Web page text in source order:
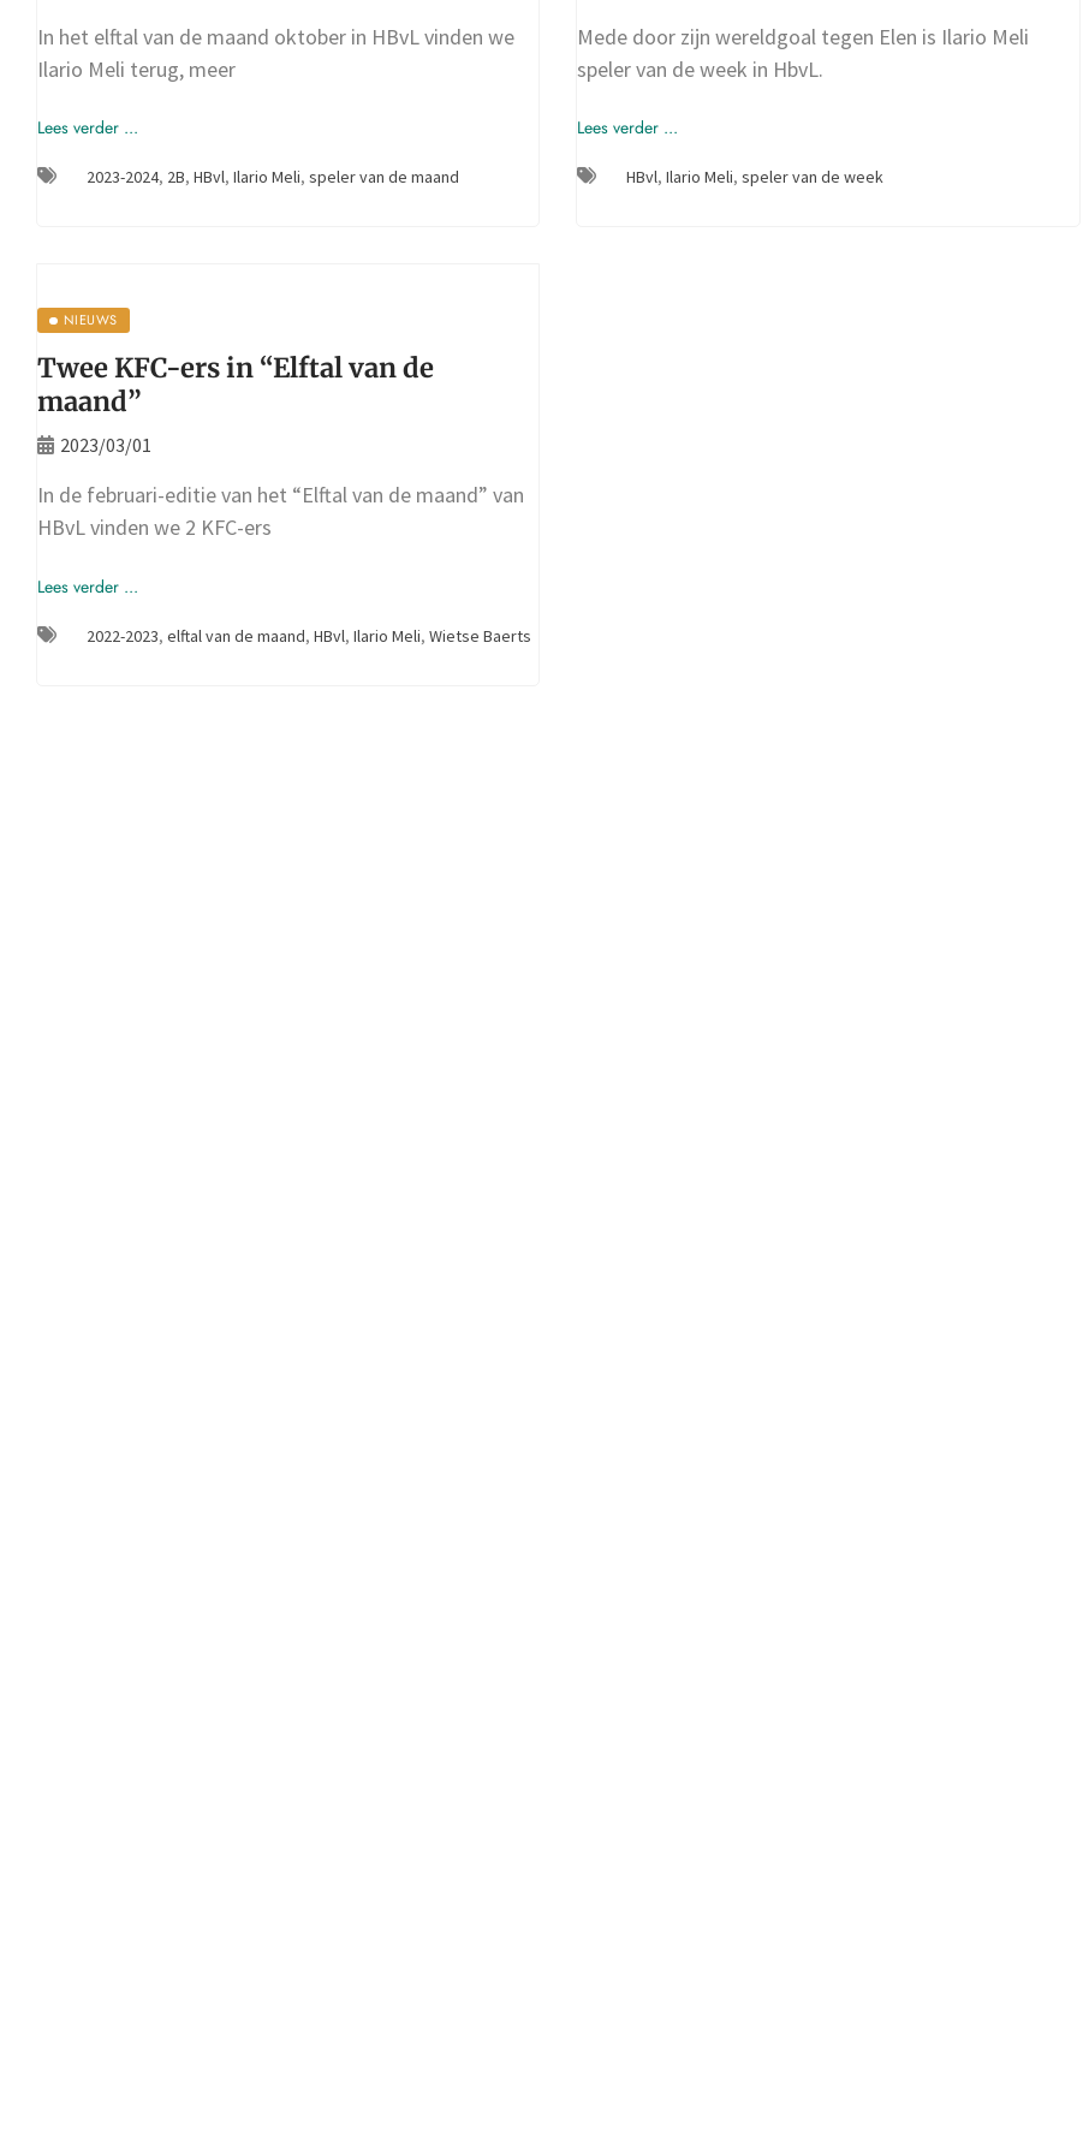
In het elftal van de maand oktober in HBvL vinden we
Ilario Meli terug, meer
Lees verder ...
2023-2024, 2B, HBvl, Ilario Meli, speler van de maand
Mede door zijn wereldgoal tegen Elen is Ilario Meli
speler van de week in HbvL.
Lees verder ...
HBvl,Ilario Meli,speler van de week
NIEUWS
Twee KFC-ers in “Elftal van de
maand”
2023/03/01
In de februari-editie van het “Elftal van de maand” van
HBvL vinden we 2 KFC-ers
Lees verder ...
2022-2023, elftal van de maand, HBvl, Ilario Meli, Wietse Baerts